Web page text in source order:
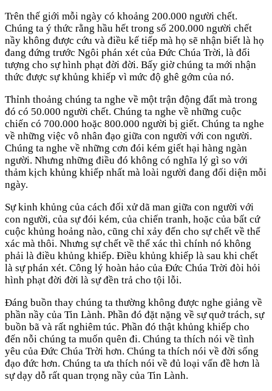
Trên thế giới mỗi ngày có khoảng 200.000 người chết.
Chúng ta ý thức rằng hầu hết trong số 200.000 người chết
nầy không được cứu và điều kế tiếp mà họ sẽ nhận biết là họ
đang đứng trước Ngôi phán xét của Đức Chúa Trời, là đối
tượng cho sự hình phạt đời đời. Bấy giờ chúng ta mới nhận
thức được sự khủng khiếp vì mức độ ghê gớm của nó.
Thỉnh thoảng chúng ta nghe về một trận động đất mà trong
đó có 50.000 người chết. Chúng ta nghe về những cuộc
chiến có 700.000 hoặc 800.000 người bị giết. Chúng ta nghe
về những việc vô nhân đạo giữa con người với con người.
Chúng ta nghe về những cơn đói kém giết hại hàng ngàn
người. Nhưng những điều đó không có nghĩa lý gì so với
thảm kịch khủng khiếp nhất mà loài người đang đối diện mỗi
ngày.
Sự kinh khủng của cách đối xử dã man giữa con người với
con người, của sự đói kém, của chiến tranh, hoặc của bất cứ
cuộc khủng hoảng nào, cũng chỉ xảy đến cho sự chết về thể
xác mà thôi. Nhưng sự chết về thể xác thì chính nó không
phải là điều khủng khiếp. Điều khủng khiếp là sau khi chết
là sự phán xét. Công lý hoàn hảo của Đức Chúa Trời đòi hỏi
hình phạt đời đời là sự đền trả cho tội lỗi.
Đáng buồn thay chúng ta thường không được nghe giảng về
phần nầy của Tin Lành. Phần đó đặt nặng về sự quở trách, sự
buồn bã và rất nghiêm túc. Phần đó thật khủng khiếp cho
đến nỗi chúng ta muốn quên đi. Chúng ta thích nói về tình
yêu của Đức Chúa Trời hơn. Chúng ta thích nói về đời sống
đạo đức hơn. Chúng ta ưa thích nói về đủ loại vấn đề hơn là
sự dạy dỗ rất quan trọng nầy của Tin Lành.